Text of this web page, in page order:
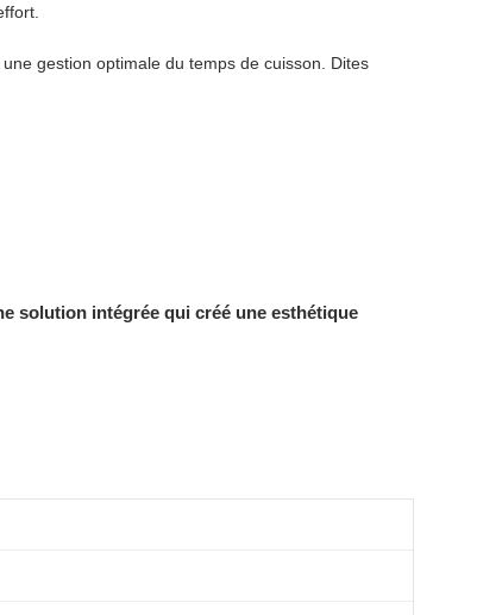
gestion optimale du temps de cuisson. Dites
solution intégrée qui créé une esthétique